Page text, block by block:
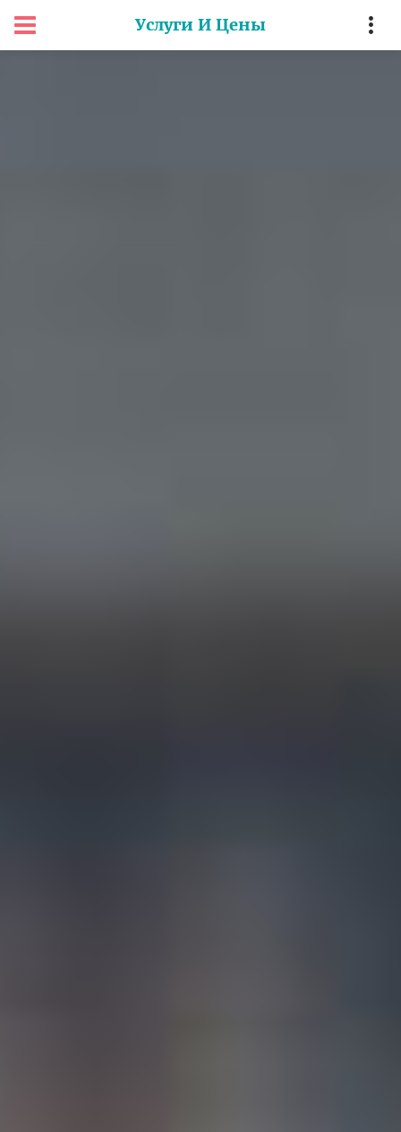
Услуги И Цены